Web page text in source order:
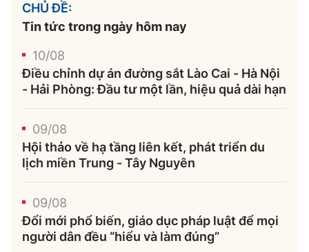
CHỦ ĐỀ:
Tin tức trong ngày hôm nay
10/08
Điều chỉnh dự án đường sắt Lào Cai - Hà Nội
- Hải Phòng: Đầu tư một lần, hiệu quả dài hạn
09/08
Hội thảo về hạ tầng liên kết, phát triển du
lịch miền Trung - Tây Nguyên
09/08
Đổi mới phổ biến, giáo dục pháp luật để mọi
người dân đều “hiểu và làm đúng”